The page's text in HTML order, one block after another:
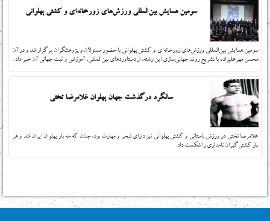
سومین همایش بین‌المللی ورزش‌های زورخانه‌ای و کشتی پهلوانی
سومین همایش بین‌المللی ورزش‌های زورخانه‌ای و کشتی پهلوانی با حضور مسئولان و پژوهشگران برگزار شد و در آن
محسن مهرعلیزاده با تشریح روند جهانی‌سازی این رشته، از دستاوردهای بین‌المللی، آموزشی و ثبت جهانی آن خبر داد.
سالگرد درگذشت جهان پهلوان غلامرضا تختی
غلامرضا تختی در ورزش باستانی و کشتی پهلوانی نیز دارای تبحر و مهارت بود، چنان که سه بار پهلوان ایران شد و هر
بار کشتی‌گیران نامداری را شکست داد.